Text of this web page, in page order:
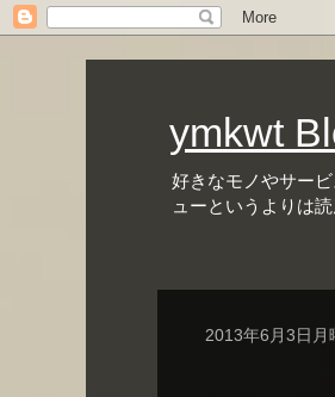
ymkwt
好きなモノやサー
ューというよりは
2013年6月3日月